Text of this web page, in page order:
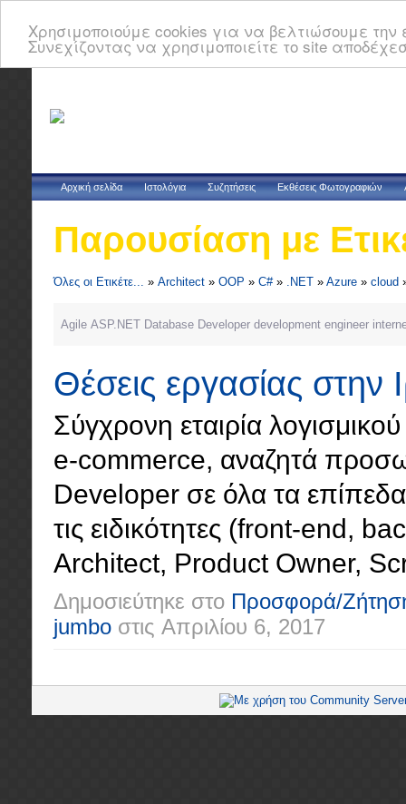
Χρησιμοποιούμε cookies για να βελτιώσουμε
Συνεχίζοντας να χρησιμοποιείτε το site
Αρχική σελίδα Ιστολόγια Συζητήσεις Εκθέσεις Φωτογραφιών
Παρουσίαση με
Όλες οι Ετικέτε... » Architect » OOP » C#» .NET » Azure » cloud
Agile ASP.NET Database Developer development engineer
Θέσεις εργασίας στην
Σύγχρονη εταιρία
e-commerce, αναζητά
Developer σε όλα τα
τις ειδικότητες (front-end,
Architect, Product Owner,
Δημοσιεύτηκε στο Προσφορά/
jumbo στις Απριλίου 6, 2017